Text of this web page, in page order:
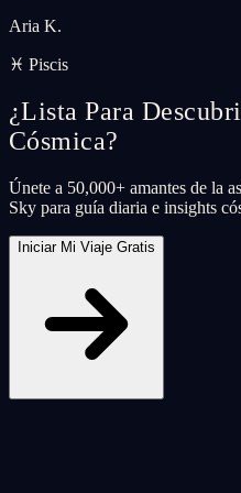
Aria K.
♓ Piscis
¿Lista Para
Cósmica?
Únete a 50,000+ amantes de la
Sky para guía diaria e insights
Iniciar Mi Viaje Gratis